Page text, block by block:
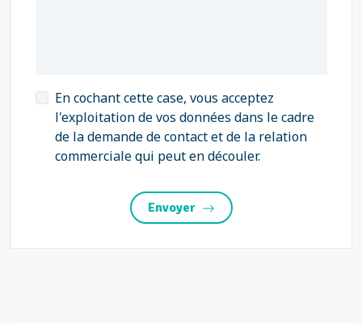
En cochant cette case, vous acceptez
l'exploitation de vos données dans le cadre
de la demande de contact et de la relation
commerciale qui peut en découler.
Envoyer